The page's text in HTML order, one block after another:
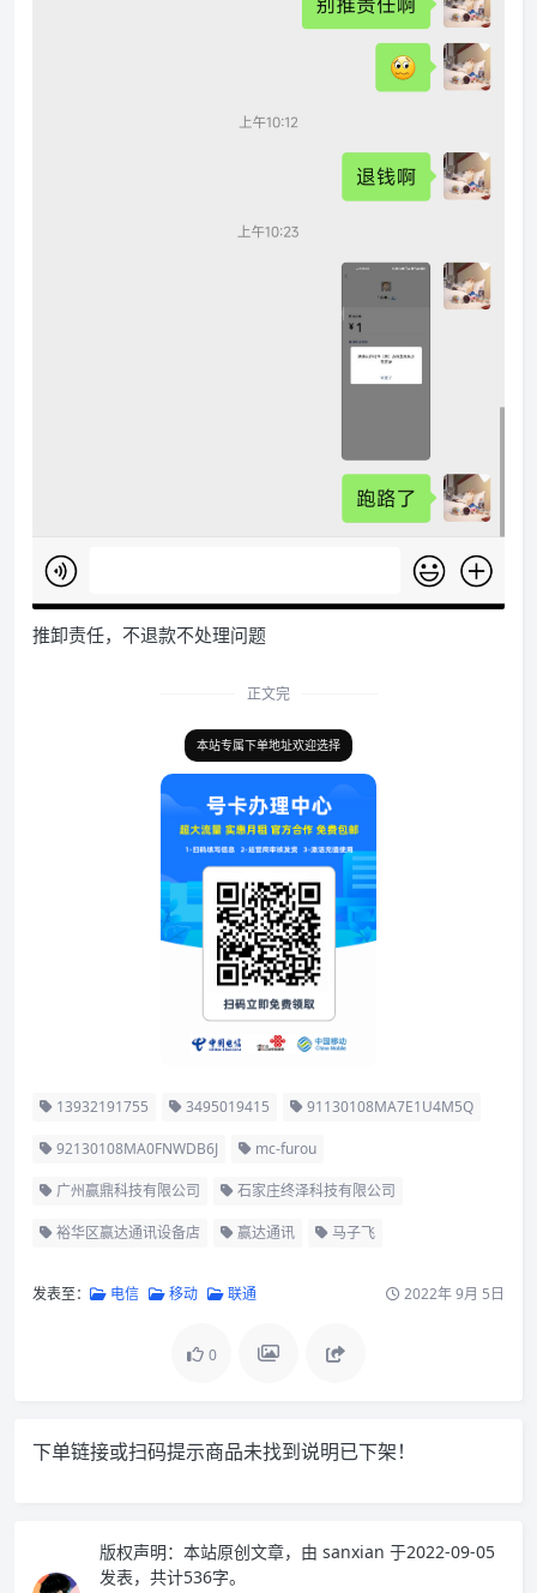
推卸责任，不退款不处理问题
正文完
本站专属下单地址欢迎选择
13932191755 3495019415 91130108MA7E1U4M5Q
92130108MA0FNWDB6J mc-furou
广州赢鼎科技有限公司 石家庄终泽科技有限公司
裕华区赢达通讯设备店 赢达通讯 马子飞
发表至： 电信 移动 联通 2022年 9月 5日
0
下单链接或扫码提示商品未找到说明已下架！
版权声明： 本站原创文章，由 sanxian 于2022-09-05
发表，共计536字。